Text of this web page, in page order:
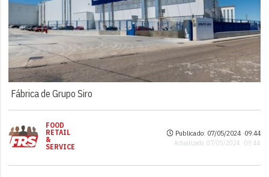
Fábrica de Grupo Siro
FOOD
RETAIL
&
SERVICE
Publicado: 07/05/2024 ·09:44
Actualizado: 07/05/2024 · 09:44